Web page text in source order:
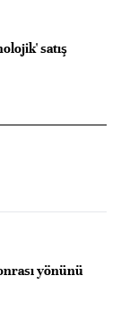
satış
yönünü